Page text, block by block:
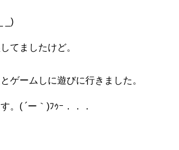
_)
てましたけど。
ゲームしに遊びに行きました。
。( ´ー｀)ﾌｩｰ．．．